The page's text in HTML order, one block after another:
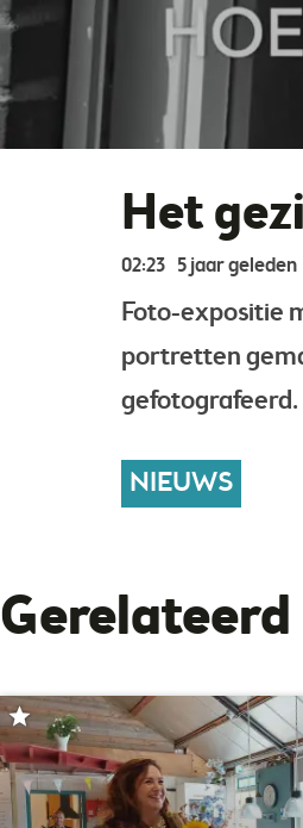
Het
02:23 5 jaar geleden
Foto-expositie
portretten
NIEUWS
Gerelateerd